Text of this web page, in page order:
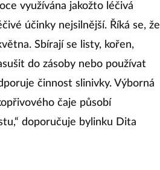
využívána jakožto léčivá
účinky nejsilnější. Říká se, že
Sbírají se listy, kořen,
do zásoby nebo používat
činnost slinivky. Výborná
čaje působí
doporučuje bylinku Dita